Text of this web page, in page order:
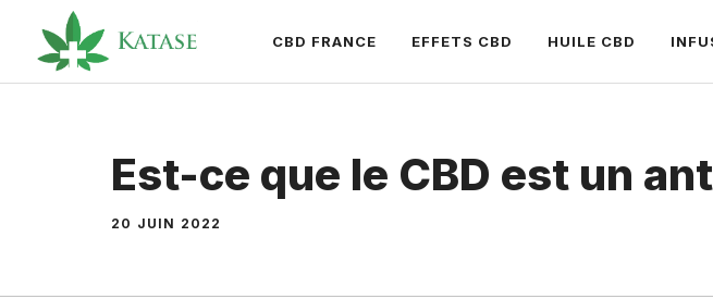
contenu
CBD FRANCE EFFETS CBD HUILE CBD
Est-ce que le CBD est un
20 JUIN 2022